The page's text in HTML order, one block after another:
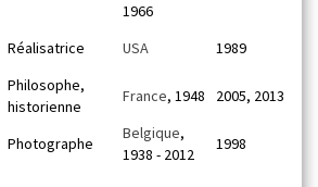
1966
Réalisatrice USA
1989
Philosophe,
historienne
France, 1948
2005, 2013
Photographe
Belgique,
1938 - 2012
1998